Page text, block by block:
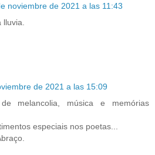
noviembre de 2021 a las 11:43
de 2021 a las 15:09
melancolia, música e memórias
especiais nos poetas...